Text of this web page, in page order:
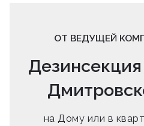
ОТ ВЕДУЩЕЙ
на Дому или в